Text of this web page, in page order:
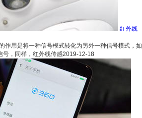
红外线
作用是将一种信号模式转化为另外一种信号模式，如
号，同样，红外线传感2019-12-18